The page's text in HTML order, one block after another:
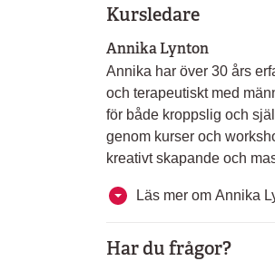
Kursledare
Annika Lynton
Annika har över 30 års
och terapeutiskt med
för både kroppslig och
genom kurser och
kreativt skapande och
Läs mer om Annika
Har du frågor?